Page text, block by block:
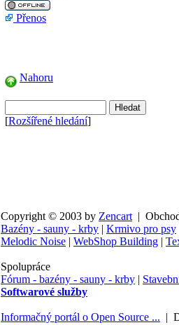
Přenos
Nahoru
[Rozšířené hledání]
Copyright © 2003 by Zencart |
Bazény - sauny - krby | Krmivo pro psy
Melodic Noise | WebShop Building |
Spolupráce
Fórum - bazény - sauny - krby |
Softwarové služby
Informačný portál o Open Source ... |